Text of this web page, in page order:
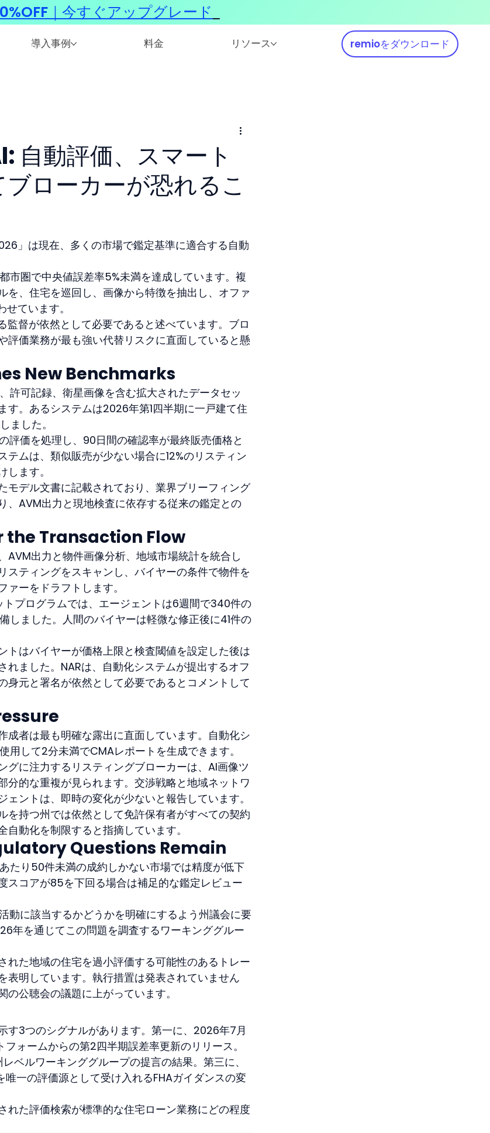
導入事例 料金 リソース remioをダウンロード
自動評価、スマート
ローカーが恐れるこ
」は現在、多くの市場で鑑定基準に適合する自動
市圏で中央値誤差率5%未満を達成しています。複
を、住宅を巡回し、画像から特徴を抽出し、オファ
ています。
監督が依然として必要であると述べています。ブロ
評価業務が最も強い代替リスクに直面していると懸
New Benchmarks
許可記録、衛星画像を含む拡大されたデータセッ
す。あるシステムは2026年第1四半期に一戸建て住
ました。
評価を処理し、90日間の確認率が最終販売価格と
ムは、類似販売が少ない場合に12%のリスティン
ます。
モデル文書に記載されており、業界ブリーフィング
、AVM出力と現地検査に依存する従来の鑑定との
the Transaction Flow
AVM出力と物件画像分析、地域市場統計を統合し
スティングをスキャンし、バイヤーの条件で物件を
ーをドラフトします。
プログラムでは、エージェントは6週間で340件の
しました。人間のバイヤーは軽微な修正後に41件の
トはバイヤーが価格上限と検査閾値を設定した後は
れました。NARは、自動化システムが提出するオフ
身元と署名が依然として必要であるとコメントして
成者は最も明確な露出に直面しています。自動化シ
用して2分未満でCMAレポートを生成できます。
グに注力するリスティングブローカーは、AI画像ツ
分的な重複が見られます。交渉戦略と地域ネットワ
ントは、即時の変化が少ないと報告しています。
を持つ州では依然として免許保有者がすべての契約
動化を制限すると指摘しています。
Questions Remain
たり50件未満の成約しかない市場では精度が低下
スコアが85を下回る場合は補足的な鑑定レビュー
動に該当するかどうかを明確にするよう州議会に要
年を通じてこの問題を調査するワーキンググルー
れた地域の住宅を過小評価する可能性のあるトレー
表明しています。執行措置は発表されていません
公聴会の議題に上がっています。
す3つのシグナルがあります。第一に、2026年7月
ォームからの第2四半期誤差率更新のリリース。
ベルワーキンググループの提言の結果。第三に、
一の評価源として受け入れるFHAガイダンスの変
れた評価検索が標準的な住宅ローン業務にどの程度
｜今すぐアップグレード